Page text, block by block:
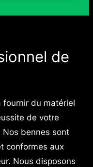
de
fournir du matériel
de votre
bennes sont
conformes aux
Nous disposons